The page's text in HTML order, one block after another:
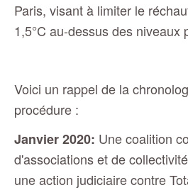
Paris, visant à limiter le
1,5°C au-dessus des niveaux
Voici un rappel de la
procédure :
Janvier 2020: Une coalition
d'associations et de
une action judiciaire contre